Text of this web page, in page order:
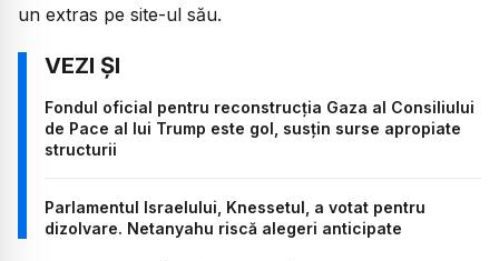
un extras pe site-ul său.
Fondul oficial pentru reconstrucția Gaza al Consiliului
de Pace al lui Trump este gol, susțin surse apropiate
structurii
Parlamentul Israelului, Knessetul, a votat pentru
dizolvare. Netanyahu riscă alegeri anticipate